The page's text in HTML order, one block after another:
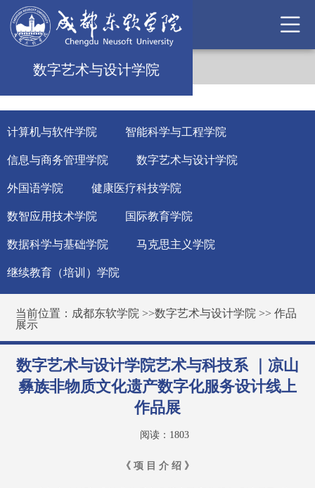
数字艺术与设计学院
计算机与软件学院 智能科学与工程学院
信息与商务管理学院 数字艺术与设计学院
外国语学院 健康医疗科技学院
数智应用技术学院 国际教育学院
数据科学与基础学院 马克思主义学院
继续教育（培训）学院
当前位置： 成都东软学院 >>数字艺术与设计学院 >>作品
展示
数字艺术与设计学院艺术与科技系 ｜凉山
彝族非物质文化遗产数字化服务设计线上
作品展
阅读： 1803
《 项 目 介 绍 》